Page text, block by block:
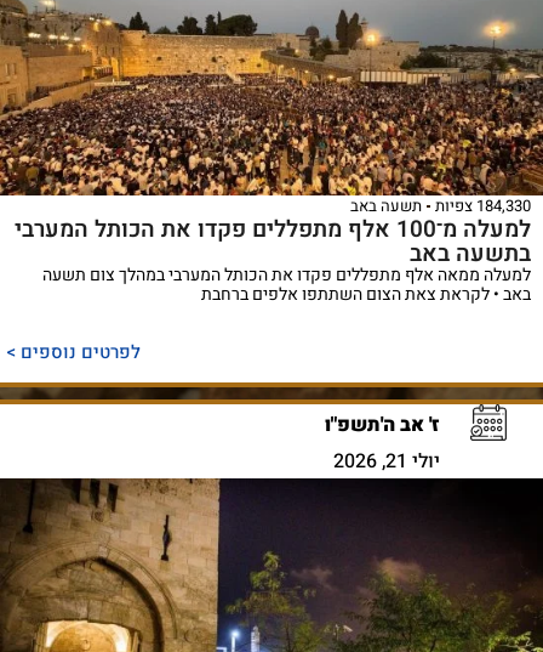
184,330 צפיות תשעה באב
למעלה מ־100 אלף מתפללים פקדו את הכותל המערבי
בתשעה באב
למעלה ממאה אלף מתפללים פקדו את הכותל המערבי במהלך צום תשעה
באב • לקראת צאת הצום השתתפו אלפים ברחבת
לפרטים נוספים >
ז' אב ה'תשפ"ו
יולי 21, 2026